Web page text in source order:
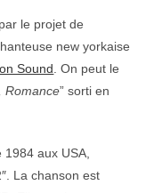
le projet de
new yorkaise
Sound . On peut le
Romance” sorti en
aux USA,
La chanson est